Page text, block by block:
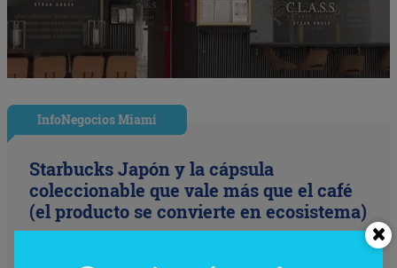
InfoNegocios Miami
Starbucks Japón y la cápsula
coleccionable que vale más que el café
(el producto se convierte en ecosistema)